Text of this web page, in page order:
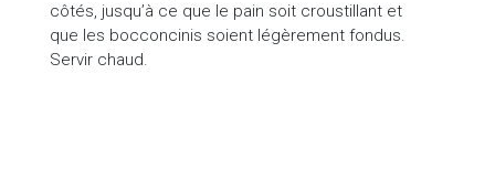
côtés, jusqu’à ce que le pain soit croustillant et
que les bocconcinis soient légèrement fondus.
Servir chaud.